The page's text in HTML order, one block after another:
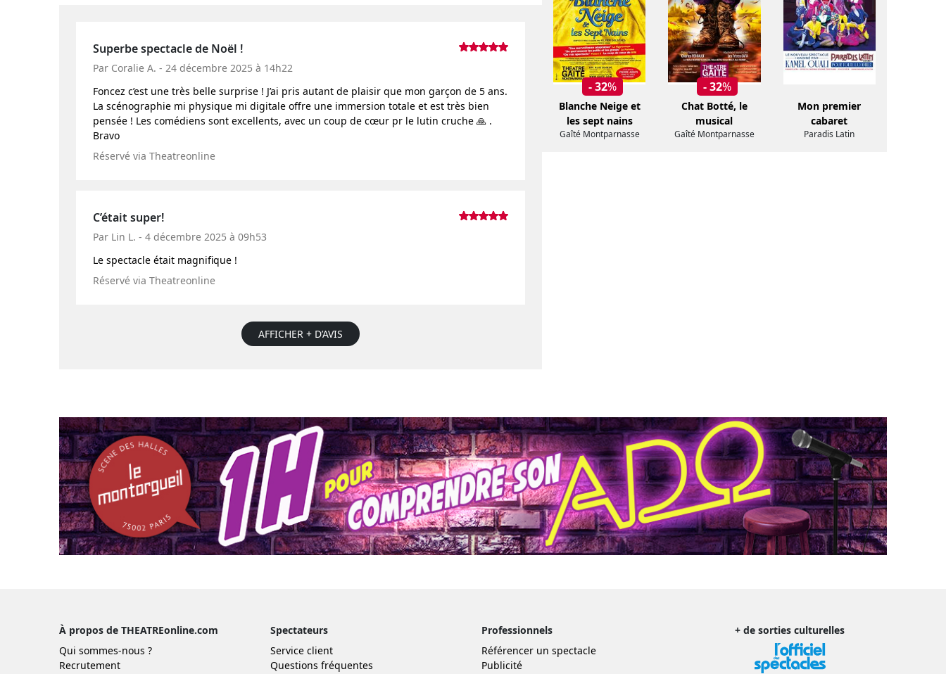
Superbe spectacle de Noël !
Par Coralie A. - 24 décembre 2025 à 14h22
Foncez c’est une très belle surprise ! J’ai pris autant de plaisir que mon garçon de 5 ans.
La scénographie mi physique mi digitale offre une immersion totale et est très bien
pensée ! Les comédiens sont excellents, avec un coup de cœur pr le lutin cruche 🙏 .
Bravo
Réservé via Theatreonline
C’était super!
Par Lin L. - 4 décembre 2025 à 09h53
Le spectacle était magnifique !
Réservé via Theatreonline
AFFICHER + D’AVIS
- 32%
Blanche Neige et
les sept nains
Gaîté Montparnasse
- 32%
Chat Botté, le
musical
Gaîté Montparnasse
Mon premier
cabaret
Paradis Latin
À propos de THEATREonline.com
Qui sommes-nous ?
Recrutement
Spectateurs
Service client
Questions fréquentes
Professionnels
Référencer un spectacle
Publicité
+ de sorties culturelles